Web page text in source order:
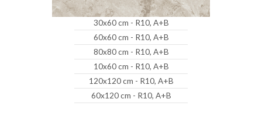
30x60 cm - R10, A+B
60x60 cm - R10, A+B
80x80 cm - R10, A+B
10x60 cm - R10, A+B
120x120 cm - R10, A+B
60x120 cm - R10, A+B